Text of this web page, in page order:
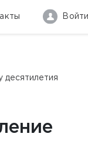
Войти
десятилетия